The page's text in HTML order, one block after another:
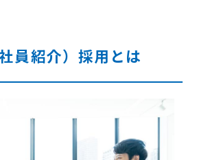
員紹介）採用とは